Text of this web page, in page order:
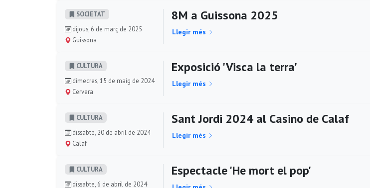
SOCIETAT
dijous, 6 de març de 2025
Guissona
8M a Guissona 2025
Llegir més
CULTURA
dimecres, 15 de maig de 2024
Cervera
Exposició 'Visca la terra'
Llegir més
CULTURA
dissabte, 20 de abril de 2024
Calaf
Sant Jordi 2024 al Casino de Calaf
Llegir més
CULTURA
dissabte, 6 de abril de 2024
Espectacle 'He mort el pop'